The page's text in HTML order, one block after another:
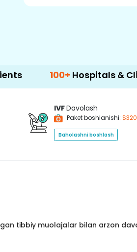
100+ Hospitals & Clinics
IVFDavolash
Paket boshlanishi:
Baholashni boshlash
tibbiy muolajalar bilan arzon